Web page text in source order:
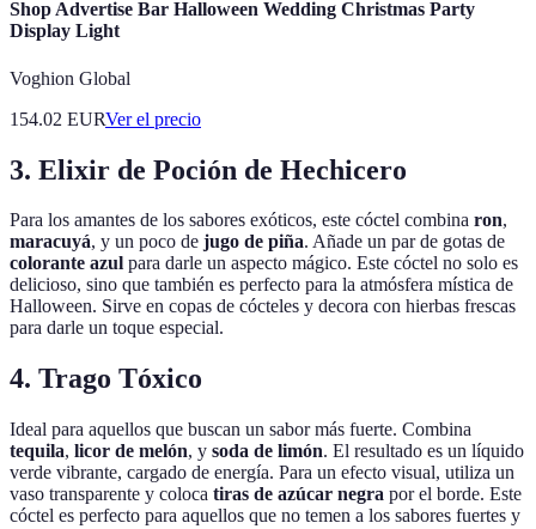
Shop Advertise Bar Halloween Wedding Christmas Party
Display Light
Voghion Global
154.02 EURVer el precio
3. Elixir de Poción de Hechicero
Para los amantes de los sabores exóticos, este cóctel combina ron,
maracuyá, y un poco de jugo de piña. Añade un par de gotas de
colorante azul para darle un aspecto mágico. Este cóctel no solo es
delicioso, sino que también es perfecto para la atmósfera mística de
Halloween. Sirve en copas de cócteles y decora con hierbas frescas
para darle un toque especial.
4. Trago Tóxico
Ideal para aquellos que buscan un sabor más fuerte. Combina
tequila, licor de melón, y soda de limón. El resultado es un líquido
verde vibrante, cargado de energía. Para un efecto visual, utiliza un
vaso transparente y coloca tiras de azúcar negra por el borde. Este
cóctel es perfecto para aquellos que no temen a los sabores fuertes y